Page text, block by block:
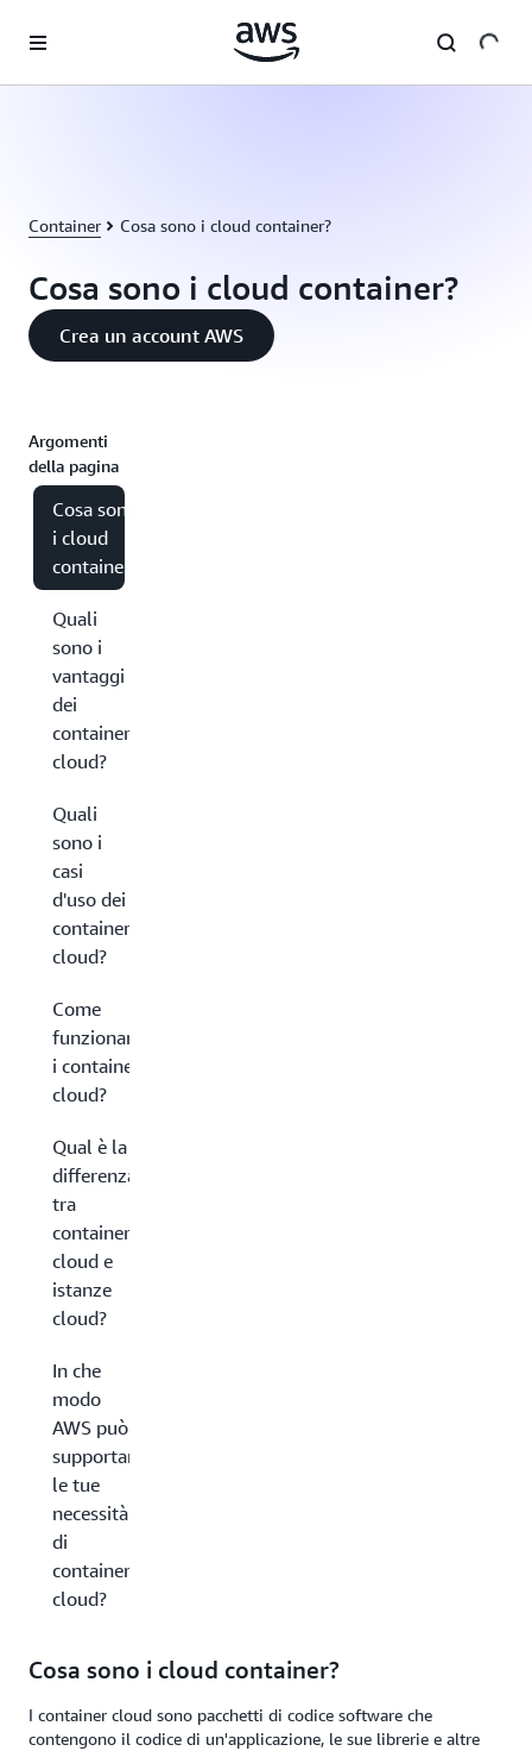
Container Cosa sono i cloud container?
Cosa sono i cloud container?
Crea un account AWS
Argomenti
della pagina
Cosa sono
i cloud
container?
Quali
sono i
vantaggi
dei
container
cloud?
Quali
sono i
casi
d'uso dei
container
cloud?
Come
funzionano
i container
cloud?
Qual è la
differenza
tra
container
cloud e
istanze
cloud?
In che
modo
AWS può
supportare
le tue
necessità
di
container
cloud?
Cosa sono i cloud container?
I container cloud sono pacchetti di codice software che
contengono il codice di un'applicazione, le sue librerie e altre